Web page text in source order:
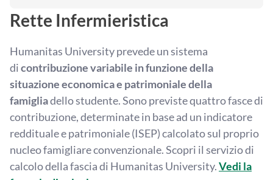
Rette Infermieristica
Humanitas University prevede un sistema
dicontribuzione variabile in funzione della
situazione economica e patrimoniale della
famigliadello studente. Sono previste quattro fasce di
contribuzione, determinate in base ad un indicatore
reddituale e patrimoniale (ISEP) calcolato sul proprio
nucleo famigliare convenzionale. Scopri il servizio di
calcolo della fascia di Humanitas University.Vedi la